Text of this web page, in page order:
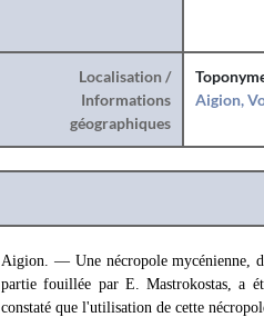
Localisation /
Informations
géographiques
Aigion,
Aigion. — Une nécropole mycénienne,
partie fouillée par E. Mastrokostas, a
constaté que l'utilisation de cette